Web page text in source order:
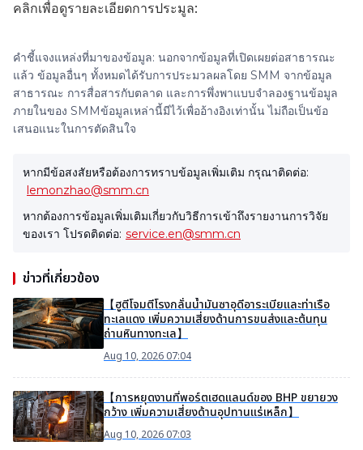
คลิกเพื่อดูรายละเอียดการประมูล:
คำชี้แจงแหล่งที่มาของข้อมูล: นอกจากข้อมูลที่เปิดเผยต่อสาธารณะ
แล้ว ข้อมูลอื่นๆ ทั้งหมดได้รับการประมวลผลโดย SMM จากข้อมูล
สาธารณะ การสื่อสารกับตลาด และการพึ่งพาแบบจำลองฐานข้อมูล
ภายในของ SMMข้อมูลเหล่านี้มีไว้เพื่ออ้างอิงเท่านั้น ไม่ถือเป็นข้อ
เสนอแนะในการตัดสินใจ
หากมีข้อสงสัยหรือต้องการทราบข้อมูลเพิ่มเติม กรุณาติดต่อ:
lemonzhao@smm.cn
หากต้องการข้อมูลเพิ่มเติมเกี่ยวกับวิธีการเข้าถึงรายงานการวิจัย
ของเรา โปรดติดต่อ: service.en@smm.cn
ข่าวที่เกี่ยวข้อง
【ฮูตีโจมตีโรงกลั่นน้ำมันซาอุดีอาระเบียและท่าเรือ
ทะเลแดง เพิ่มความเสี่ยงด้านการขนส่งและต้นทุน
ถ่านหินทางทะเล】
Aug 10, 2026 07:04
【การหยุดงานที่พอร์ตเฮดแลนด์ของ BHP ขยายวง
กว้าง เพิ่มความเสี่ยงด้านอุปทานแร่เหล็ก】
Aug 10, 2026 07:03